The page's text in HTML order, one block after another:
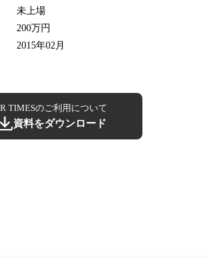
未上場
200万円
2015年02月
TIMESのご利用について
資料をダウンロード